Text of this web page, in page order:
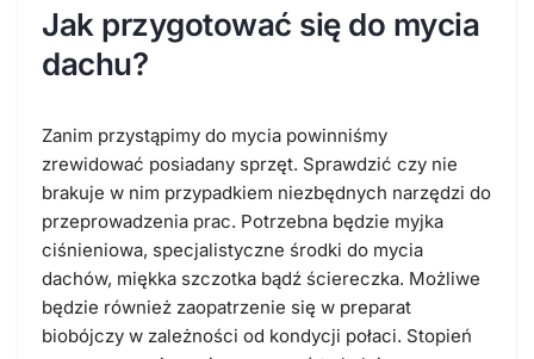
Jak przygotować się do mycia
dachu?
Zanim przystąpimy do mycia powinniśmy
zrewidować posiadany sprzęt. Sprawdzić czy nie
brakuje w nim przypadkiem niezbędnych narzędzi do
przeprowadzenia prac. Potrzebna będzie myjka
ciśnieniowa, specjalistyczne środki do mycia
dachów, miękka szczotka bądź ściereczka. Możliwe
będzie również zaopatrzenie się w preparat
biobójczy w zależności od kondycji połaci. Stopień